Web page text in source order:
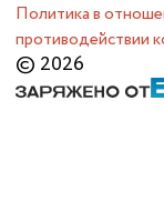
Политика в
противодействии
© 2026